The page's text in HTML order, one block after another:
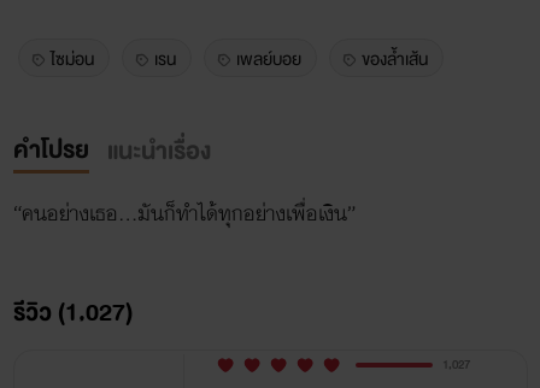
ไซม่อน เรน เพลย์บอย ของล้ำเส้น
คำโปรย แนะนำเรื่อง
“คนอย่างเธอ…มันก็ทำได้ทุกอย่างเพื่อเงิน”
รีวิว (1,027)
1,027